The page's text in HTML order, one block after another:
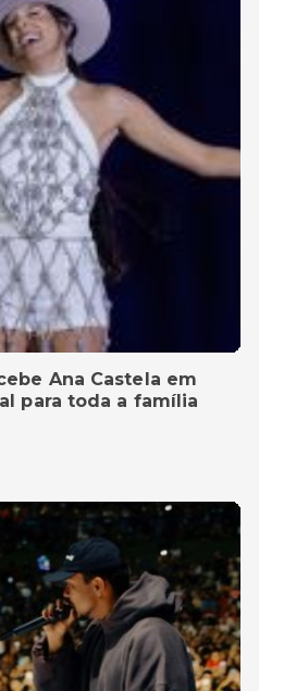
Ana Castela em
para toda a família